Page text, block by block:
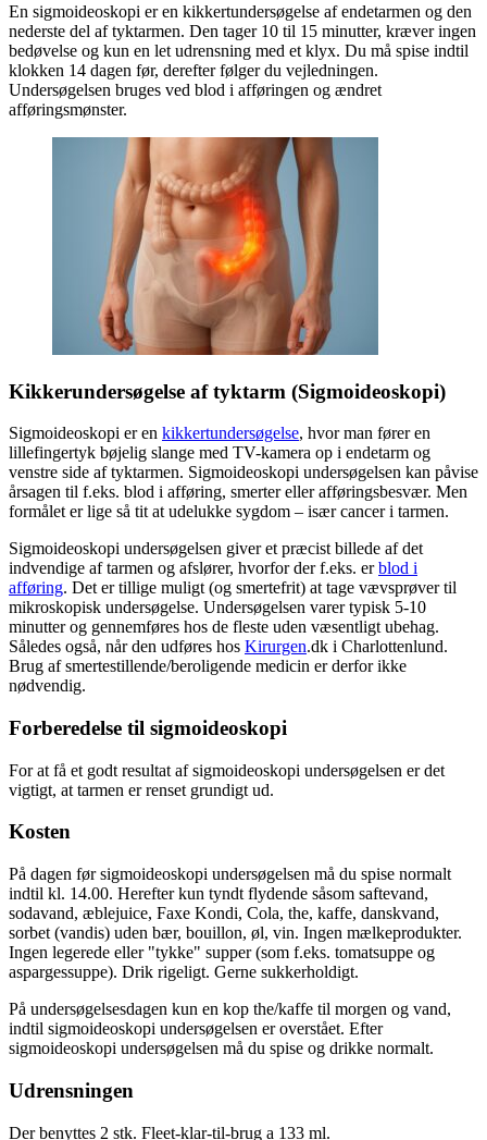
En sigmoideoskopi er en kikkertundersøgelse af endetarmen og den
nederste del af tyktarmen. Den tager 10 til 15 minutter, kræver ingen
bedøvelse og kun en let udrensning med et klyx. Du må spise indtil
klokken 14 dagen før, derefter følger du vejledningen.
Undersøgelsen bruges ved blod i afføringen og ændret
afføringsmønster.
Kikkerundersøgelse af tyktarm (Sigmoideoskopi)
Sigmoideoskopi er en kikkertundersøgelse, hvor man fører en
lillefingertyk bøjelig slange med TV-kamera op i endetarm og
venstre side af tyktarmen. Sigmoideoskopi undersøgelsen kan påvise
årsagen til f.eks. blod i afføring, smerter eller afføringsbesvær. Men
formålet er lige så tit at udelukke sygdom – især cancer i tarmen.
Sigmoideoskopi undersøgelsen giver et præcist billede af det
indvendige af tarmen og afslører, hvorfor der f.eks. erblod i
afføring. Det er tillige muligt (og smertefrit) at tage vævsprøver til
mikroskopisk undersøgelse. Undersøgelsen varer typisk 5-10
minutter og gennemføres hos de fleste uden væsentligt ubehag.
Således også, når den udføres hos Kirurgen.dk i Charlottenlund.
Brug af smertestillende/beroligende medicin er derfor ikke
nødvendig.
Forberedelse til sigmoideoskopi
For at få et godt resultat af sigmoideoskopi undersøgelsen er det
vigtigt, at tarmen er renset grundigt ud.
Kosten
På dagen før sigmoideoskopi undersøgelsen må du spise normalt
indtil kl. 14.00. Herefter kun tyndt flydende såsom saftevand,
sodavand, æblejuice, Faxe Kondi, Cola, the, kaffe, danskvand,
sorbet (vandis) uden bær, bouillon, øl, vin. Ingen mælkeprodukter.
Ingen legerede eller "tykke" supper (som f.eks. tomatsuppe og
aspargessuppe). Drik rigeligt. Gerne sukkerholdigt.
På undersøgelsesdagen kun en kop the/kaffe til morgen og vand,
indtil sigmoideoskopi undersøgelsen er overstået. Efter
sigmoideoskopi undersøgelsen må du spise og drikke normalt.
Udrensningen
Der benyttes 2 stk. Fleet-klar-til-brug a 133 ml.